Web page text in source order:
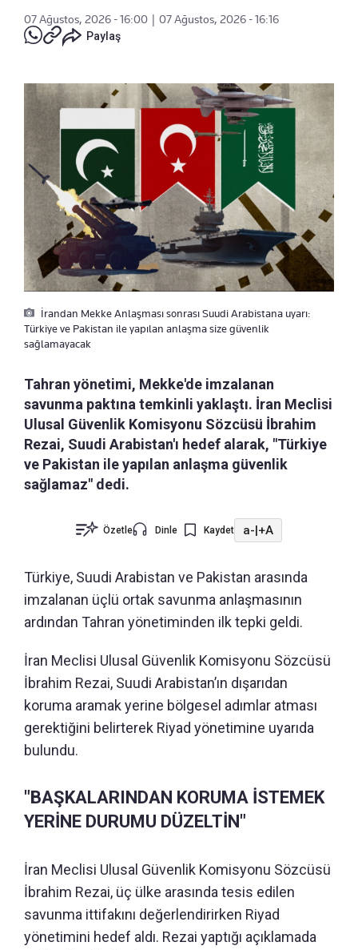
07 Ağustos, 2026 - 16:00
07 Ağustos, 2026 - 16:16
Paylaş
İrandan Mekke Anlaşması sonrası Suudi Arabistana uyarı:
Türkiye ve Pakistan ile yapılan anlaşma size güvenlik
sağlamayacak
Tahran yönetimi, Mekke'de imzalanan
savunma paktına temkinli yaklaştı. İran Meclisi
Ulusal Güvenlik Komisyonu Sözcüsü İbrahim
Rezai, Suudi Arabistan'ı hedef alarak, "Türkiye
ve Pakistan ile yapılan anlaşma güvenlik
sağlamaz" dedi.
Özetle Dinle Kaydet a-|+A
Türkiye, Suudi Arabistan ve Pakistan arasında
imzalanan üçlü ortak savunma anlaşmasının
ardından Tahran yönetiminden ilk tepki geldi.
İran Meclisi Ulusal Güvenlik Komisyonu Sözcüsü
İbrahim Rezai, Suudi Arabistan’ın dışarıdan
koruma aramak yerine bölgesel adımlar atması
gerektiğini belirterek Riyad yönetimine uyarıda
bulundu.
"BAŞKALARINDAN KORUMA İSTEMEK
YERİNE DURUMU DÜZELTİN"
İran Meclisi Ulusal Güvenlik Komisyonu Sözcüsü
İbrahim Rezai, üç ülke arasında tesis edilen
savunma ittifakını değerlendirirken Riyad
yönetimini hedef aldı. Rezai yaptığı açıklamada